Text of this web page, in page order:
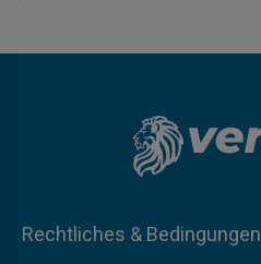
Rechtliches & Bedingungen